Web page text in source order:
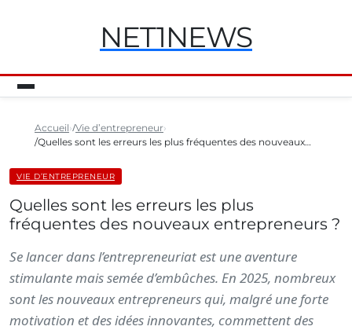
NET1NEWS
Accueil Vie d’entrepreneur
Quelles sont les erreurs les plus fréquentes des nouveaux…
VIE D’ENTREPRENEUR
Quelles sont les erreurs les plus
fréquentes des nouveaux entrepreneurs ?
Se lancer dans l’entrepreneuriat est une aventure
stimulante mais semée d’embûches. En 2025, nombreux
sont les nouveaux entrepreneurs qui, malgré une forte
motivation et des idées innovantes, commettent des